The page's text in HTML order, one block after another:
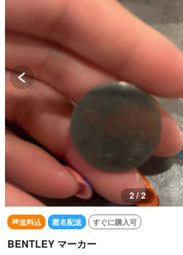
1 / 2
送料込 匿名配送 すぐに購入可
BENTLEY マーカー